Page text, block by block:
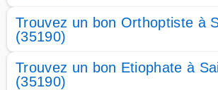
Trouvez un bon Orthoptiste à
(35190)
Trouvez un bon Etiophate à
(35190)